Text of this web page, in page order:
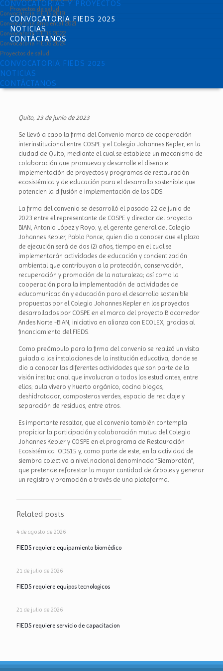
Proyectos de salud
CONVOCATORIA FIEDS 2025
NOTICIAS
CONTÁCTANOS
CONVOCATORIAS Y PROYECTOS
Convocatoria FIEDS 2019
Convocatoria Ambiental 2021
Convocatoria FIEDS 2022
Convocatoria FIEDS 2024
Proyectos de salud
CONVOCATORIA FIEDS 2025
NOTICIAS
CONTÁCTANOS
Quito, 23 de junio de 2023
Se llevó a cabo la firma del Convenio marco de cooperación
interinstitucional entre COSPE y el Colegio Johannes Kepler, en la
ciudad de Quito, mediante el cual se establece un mecanismo de
colaboración que promueva y desarrolle el diseño e
implementación de proyectos y programas de restauración
ecosistémica y de educación para el desarrollo sostenible que
potencien la difusión e implementación de los ODS.
La firma del convenio se desarrolló el pasado 22 de junio de
2023 entre el representante de COSPE y director del proyecto
BIAN, Antonio López y Royo; y, el gerente general del Colegio
Johannes Kepler, Pablo Ponce, quien dio a conocer que el plazo
de ejecución será de dos (2) años, tiempo en el cual se
implementarán actividades de educación y concientización
ambiental que contribuyan a la protección, conservación,
recuperación y promoción de la naturaleza; así como la
cooperación para la implementación de actividades de
educomunicación y educación para el desarrollo sostenible
propuestas por el Colegio Johannes Kepler en los proyectos
desarrollados por COSPE en el marco del proyecto Biocorredor
Andes Norte -BIAN, iniciativa en alianza con ECOLEX, gracias al
financiamiento del FIEDS.
Como preámbulo para la firma del convenio se realizó un visita
guiada a las instalaciones de la institución educativa, donde se
dio a conocer las diferentes actividades que son parte de la
visión institucional que involucran a todos los estudiantes, entre
ellas; aula vivero y huerto orgánico, cocina biogas,
deshidratador, composteras verdes, espacio de reciclaje y
separación de residuos, entre otros.
Es importante resaltar, que el convenio también contempla
propiciar la participación y colaboración mutua del Colegio
Johannes Kepler y COSPE en el programa de Restauración
Ecosistémica ODS15 y, como parte de este, en la actividad de
siembra colectiva a nivel nacional denominada “Siembratón”,
que pretende reforestar la mayor cantidad de árboles y generar
un registro y promoción a través de una plataforma.
Related posts
4 de agosto de 2026
FIEDS requiere equipamiento biomédico
21 de julio de 2026
FIEDS requiere equipos tecnologicos
21 de julio de 2026
FIEDS requiere servicio de capacitacion